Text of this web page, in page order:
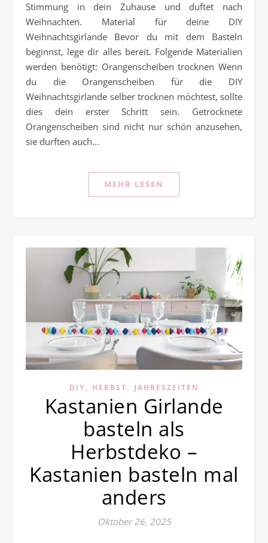
Stimmung in dein Zuhause und duftet nach
Weihnachten. Material für deine DIY
Weihnachtsgirlande Bevor du mit dem Basteln
beginnst, lege dir alles bereit. Folgende Materialien
werden benötigt: Orangenscheiben trocknen Wenn
du die Orangenscheiben für die DIY
Weihnachtsgirlande selber trocknen möchtest, sollte
dies dein erster Schritt sein. Getrocknete
Orangenscheiben sind nicht nur schön anzusehen,
sie durften auch…
MEHR LESEN
DIY, HERBST, JAHRESZEITEN
Kastanien Girlande
basteln als
Herbstdeko –
Kastanien basteln mal
anders
Oktober 26, 2025